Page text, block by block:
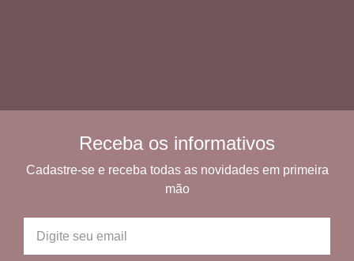
Receba os informativos
Cadastre-se e receba todas as novidades em primeira
mão